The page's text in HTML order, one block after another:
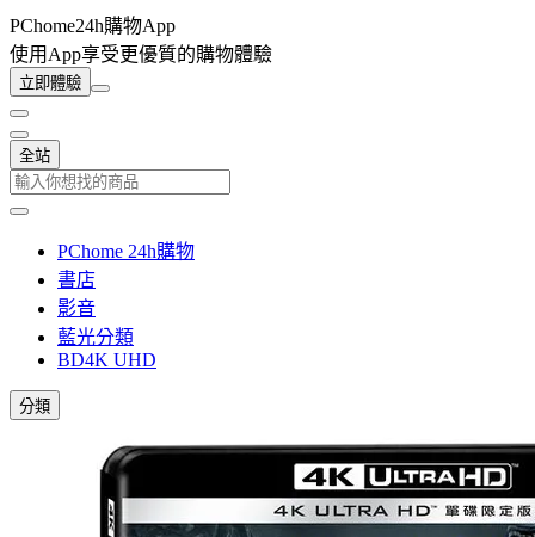
PChome24h購物App
使用App享受更優質的購物體驗
立即體驗
全站
PChome 24h購物
書店
影音
藍光分類
BD4K UHD
分類